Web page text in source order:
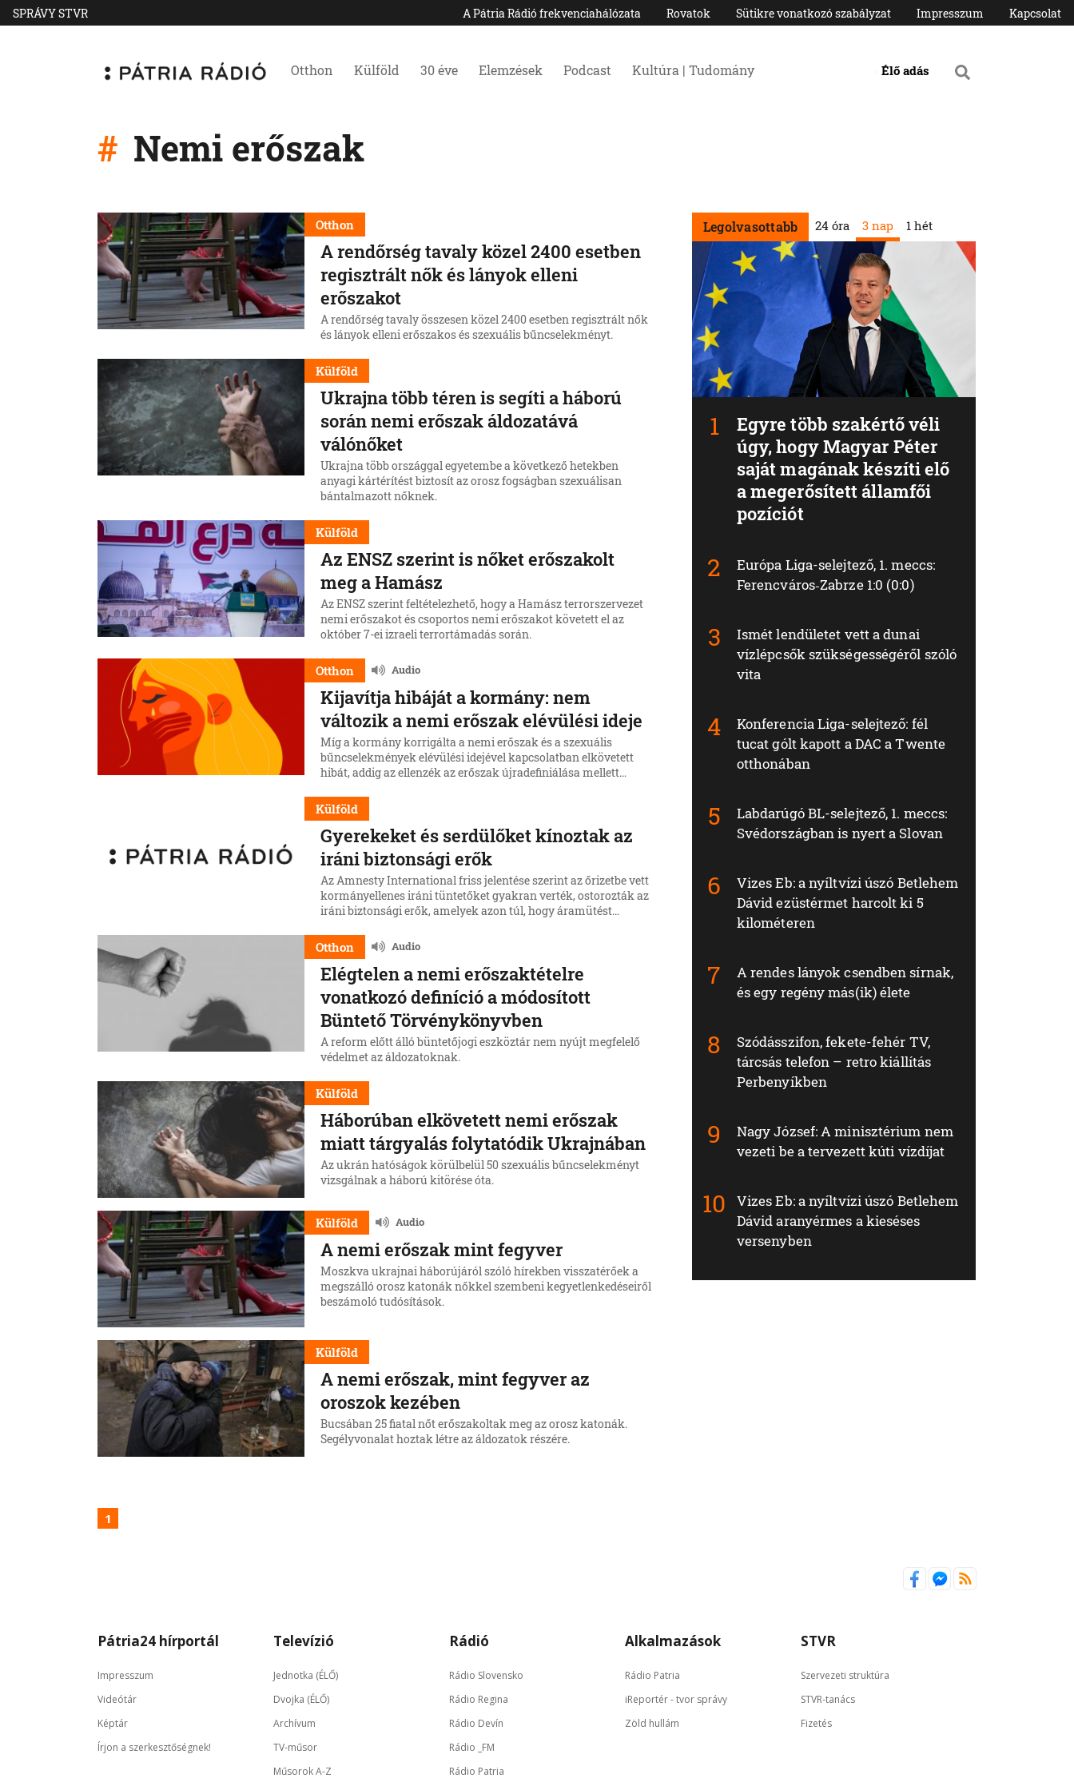
SPRÁVY STVR A Pátria Rádió frekvenciahálózata Rovatok Sütikre vonatkozó szabályzat Impresszum Kapcsolat
Otthon Külföld 30 éve Elemzések Podcast Kultúra | Tudomány Élő adás
Nemi erőszak
Otthon
A rendőrség tavaly közel 2400 esetben
regisztrált nők és lányok elleni
erőszakot
A rendőrség tavaly összesen közel 2400 esetben regisztrált nők
és lányok elleni erőszakos és szexuális bűncselekményt.
Külföld
Ukrajna több téren is segíti a háború
során nemi erőszak áldozatává
válónőket
Ukrajna több országgal egyetembe a következő hetekben
anyagi kártérítést biztosít az orosz fogságban szexuálisan
bántalmazott nőknek.
Külföld
Az ENSZ szerint is nőket erőszakolt
meg a Hamász
Az ENSZ szerint feltételezhető, hogy a Hamász terrorszervezet
nemi erőszakot és csoportos nemi erőszakot követett el az
október 7-ei izraeli terrortámadás során.
Otthon Audio
Kijavítja hibáját a kormány: nem
változik a nemi erőszak elévülési ideje
Míg a kormány korrigálta a nemi erőszak és a szexuális
bűncselekmények elévülési idejével kapcsolatban elkövetett
hibát, addig az ellenzék az erőszak újradefiniálása mellett
Külföld
Gyerekeket és serdülőket kínoztak az
iráni biztonsági erők
Az Amnesty International friss jelentése szerint az őrizetbe vett
kormányellenes iráni tüntetőket gyakran verték, ostorozták az
iráni biztonsági erők, amelyek azon túl, hogy áramütést
erőszakot követtek el a tüntetőkön.
Otthon Audio
Elégtelen a nemi erőszaktételre
vonatkozó definíció a módosított
Büntető Törvénykönyvben
A reform előtt álló büntetőjogi eszköztár nem nyújt megfelelő
védelmet az áldozatoknak.
Külföld
Háborúban elkövetett nemi erőszak
miatt tárgyalás folytatódik Ukrajnában
Az ukrán hatóságok körülbelül 50 szexuális bűncselekményt
vizsgálnak a háború kitörése óta.
Külföld Audio
A nemi erőszak mint fegyver
Moszkva ukrajnai háborújáról szóló hírekben visszatérőek a
megszálló orosz katonák nőkkel szembeni kegyetlenkedéseiről
beszámoló tudósítások.
Külföld
A nemi erőszak, mint fegyver az
oroszok kezében
Bucsában 25 fiatal nőt erőszakoltak meg az orosz katonák.
Segélyvonalat hoztak létre az áldozatok részére.
Legolvasottabb 24 óra 3 nap
Egyre több szakértő véli
úgy, hogy Magyar Péter
saját magának készíti elő
a megerősített államfői
pozíciót
Európa Liga-selejtező, 1. meccs:
Ferencváros‑Zabrze 1:0 (0:0)
Ismét lendületet vett a dunai
vízlépcsők szükségességéről szóló
vita
Konferencia Liga-selejtező: fél
tucat gólt kapott a DAC a Twente
otthonában
Labdarúgó BL-selejtező, 1. meccs:
Svédországban is nyert a Slovan
Vizes Eb: a nyíltvízi úszó Betlehem
Dávid ezüstérmet harcolt ki 5
kilométeren
A rendes lányok csendben sírnak,
és egy regény más(ik) élete
Szódásszifon, fekete-fehér TV,
tárcsás telefon – retro kiállítás
Perbenyíkben
Nagy József: A minisztérium nem
vezeti be a tervezett kúti vízdíjat
Vizes Eb: a nyíltvízi úszó Betlehem
Dávid aranyérmes a kieséses
versenyben
1 hét
1
Pátria24 hírportál
Impresszum
Videótár
Képtár
Írjon a szerkesztőségnek!
Televízió
Jednotka (ÉLŐ)
Dvojka (ÉLŐ)
Archívum
TV-műsor
Műsorok A-Z
Rádió
Rádio Slovensko
Rádio Regina
Rádio Devín
Rádio _FM
Rádio Patria
Alkalmazások
Rádio Patria
iReportér - tvor správy
Zöld hullám
STVR
Szervezeti struktúra
STVR-tanács
Fizetés